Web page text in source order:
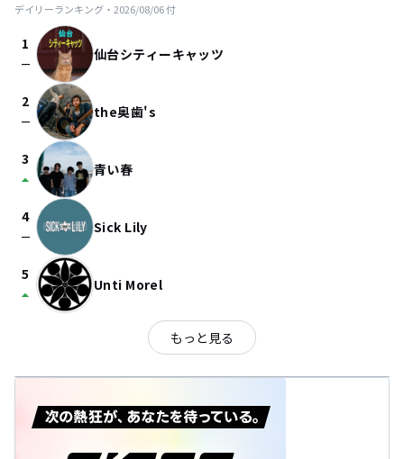
デイリーランキング・ 2026/08/06付
1
check_indeterminate_small 仙台シティーキャッツ
2
check_indeterminate_small the奥歯's
3
arrow_drop_up 青い春
4
check_indeterminate_small Sick Lily
5
arrow_drop_up Unti Morel
もっと見る